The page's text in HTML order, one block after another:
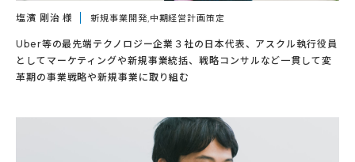
塩濱 剛治 様 新規事業開発,中期経営計画策定
Uber等の最先端テクノロジー企業３社の日本代表、アスクル執行役員
としてマーケティングや新規事業統括、戦略コンサルなど一貫して変
革期の事業戦略や新規事業に取り組む